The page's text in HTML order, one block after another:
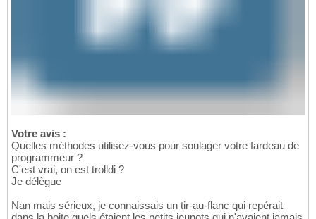
Votre avis :
Quelles méthodes utilisez-vous pour soulager votre fardeau de
programmeur ?
C'est vrai, on est trolldi ?
Je délègue
Nan mais sérieux, je connaissais un tir-au-flanc qui repérait